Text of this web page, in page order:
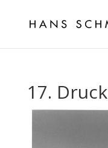
17. Druck